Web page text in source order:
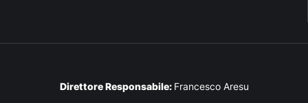
Direttore Responsabile: Francesco Aresu